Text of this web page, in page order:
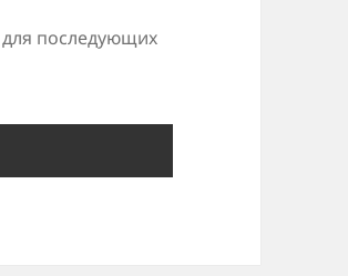
для последующих